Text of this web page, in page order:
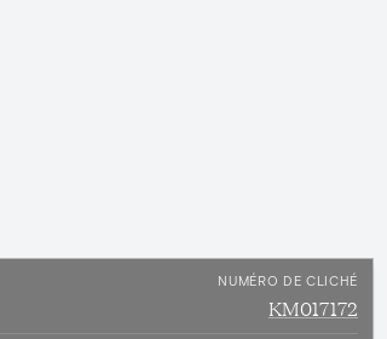
NUMÉRO DE CLICHÉ
KM017172